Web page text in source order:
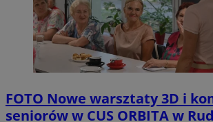
FOTO Nowe warsztaty 3D i
seniorów w CUS ORBITA w